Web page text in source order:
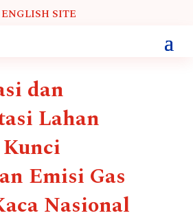
ENGLISH SITE
dan
Lahan
Emisi Gas
Nasional